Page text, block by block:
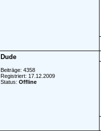
Dude
Beiträge: 4358
Registriert: 17.12.2009
Status: Offline